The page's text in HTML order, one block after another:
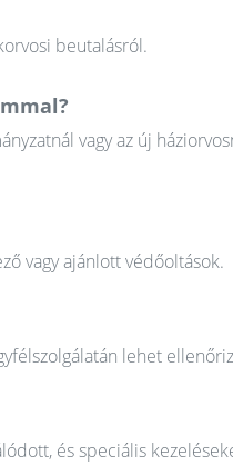
beutalásról.
vagy az új
vagy ajánlott védőoltások.
lehet
és speciális